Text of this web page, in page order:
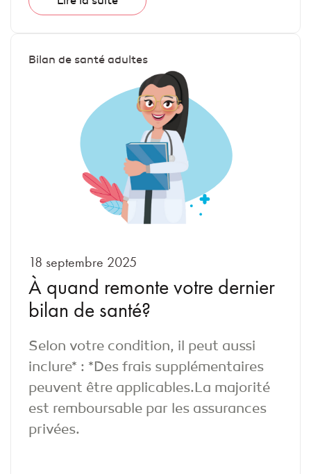
Bilan de santé adultes
18 septembre 2025
À quand remonte votre dernier
bilan de santé?
Selon votre condition, il peut aussi
inclure* : *Des frais supplémentaires
peuvent être applicables.La majorité
est remboursable par les assurances
privées.